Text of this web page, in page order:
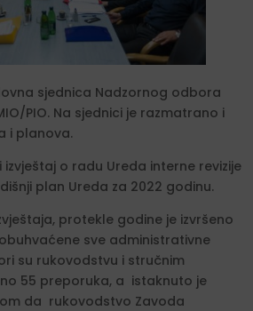
sjednica Nadzornog odbora
PIO. Na sjednici je razmatrano i
i planova.
izvještaj o radu Ureda interne revizije
plan Ureda za 2022 godinu.
protekle godine je izvršeno
sve administrativne
su rukovodstvu i stručnim
55 preporuka, a istaknuto je
da rukovodstvo Zavoda